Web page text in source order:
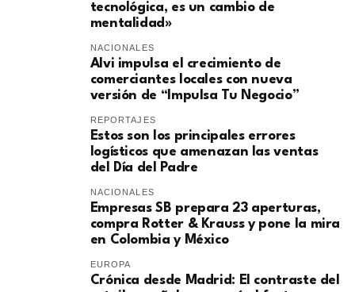
tecnológica, es un cambio de
mentalidad»
NACIONALES
Alvi impulsa el crecimiento de
comerciantes locales con nueva
versión de “Impulsa Tu Negocio”
REPORTAJES
Estos son los principales errores
logísticos que amenazan las ventas
del Día del Padre
NACIONALES
Empresas SB prepara 23 aperturas,
compra Rotter & Krauss y pone la mira
en Colombia y México
EUROPA
​Crónica desde Madrid: El contraste del